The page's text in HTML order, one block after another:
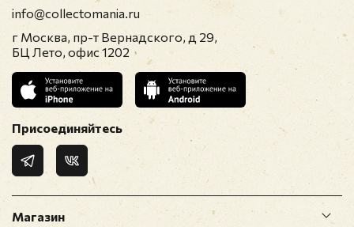
Магазин
info@collectomania.ru
г Москва, пр-т Вернадского, д 29,
БЦ Лето, офис 1202
Присоединяйтесь